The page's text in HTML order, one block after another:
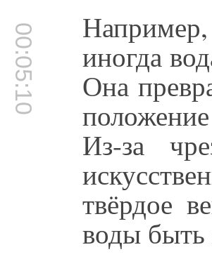
00:05:10 иногда
Она
Из-за
твёрдое
воды